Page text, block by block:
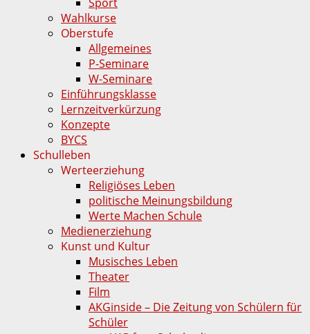
Wahlkurse
Oberstufe
Allgemeines
P-Seminare
W-Seminare
Einführungsklasse
Lernzeitverkürzung
Konzepte
BYCS
Schulleben
Werteerziehung
Religiöses Leben
politische Meinungsbildung
Werte Machen Schule
Medienerziehung
Kunst und Kultur
Musisches Leben
Theater
Film
AKGinside – Die Zeitung von Schülern für
Schüler